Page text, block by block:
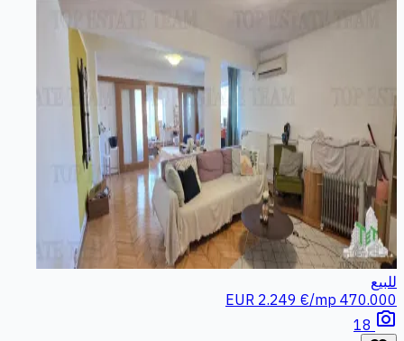
للبيع
470.000 EUR
2.249 €/mp
photo_camera